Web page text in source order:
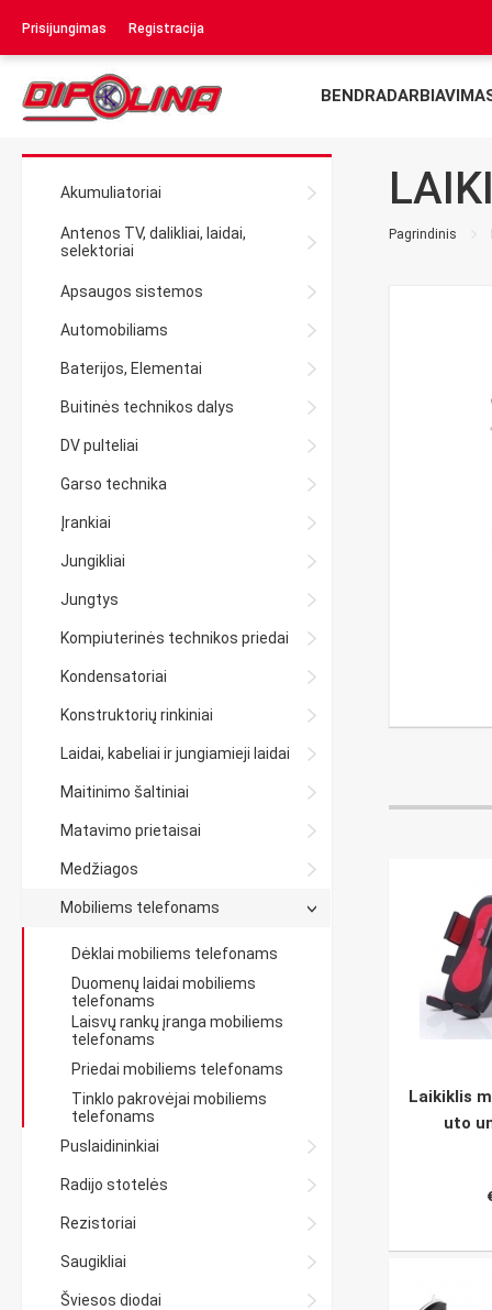
Prisijungimas Registracija
Akumuliatoriai
Antenos TV, dalikliai, laidai,
selektoriai
Apsaugos sistemos
Automobiliams
Baterijos, Elementai
Buitinės technikos dalys
DV pulteliai
Garso technika
Įrankiai
Jungikliai
Jungtys
Kompiuterinės technikos priedai
Kondensatoriai
Konstruktorių rinkiniai
Laidai, kabeliai ir jungiamieji laidai
Maitinimo šaltiniai
Matavimo prietaisai
Medžiagos
Mobiliems telefonams
Dėklai mobiliems telefonams
Duomenų laidai mobiliems
telefonams
Laisvų rankų įranga mobiliems
telefonams
Priedai mobiliems telefonams
Tinklo pakrovėjai mobiliems
telefonams
Puslaidininkiai
Radijo stotelės
Rezistoriai
Saugikliai
Šviesos diodai
Pagrindinis
Laikiklis
uto